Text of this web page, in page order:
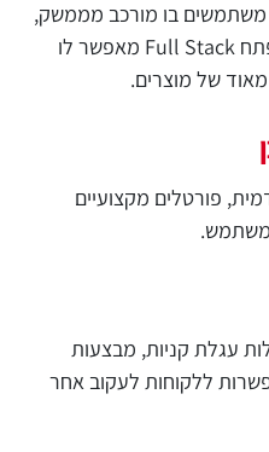
משתמשים בו מורכב מממשק,
פעולות ומידע. לכן הידע של מפתח Full Stack מאפשר לו
של מוצרים.
פורטלים מקצועיים
עגלת קניות, מבצעות
ללקוחות לעקוב אחר